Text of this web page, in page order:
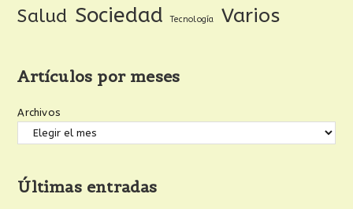
Salud Sociedad Tecnología Varios
Artículos por meses
Archivos
Últimas entradas